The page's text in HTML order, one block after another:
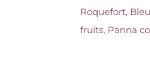
Roquefort,
fruits, Panna